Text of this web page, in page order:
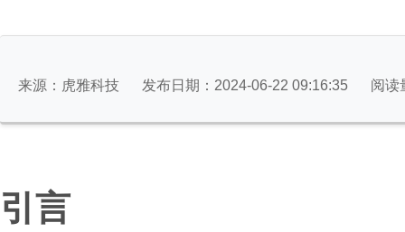
来源：虎雅科技 发布日期：2024-06-22 09:16:35 阅读
引言